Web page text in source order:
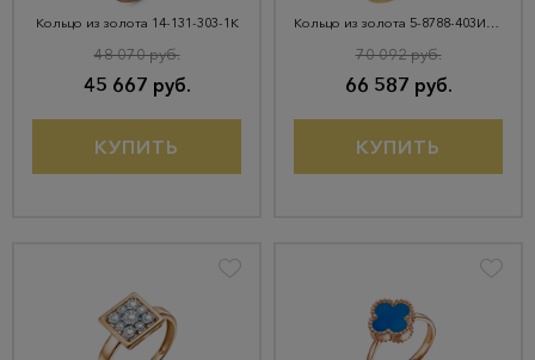
Кольцо из золота 14-131-303-1К
45 667 руб.
48 070 руб.
КУПИТЬ
Кольцо из золота 5-8788-403И1-1КБ-Тлд
66 587 руб.
70 092 руб.
КУПИТЬ